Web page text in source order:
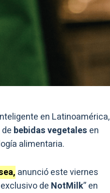
en Latinoamérica,
bebidas vegetales en
alimentaria.
anunció este viernes
de NotMilk” en